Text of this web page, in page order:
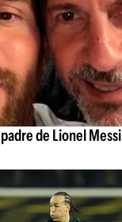
de Lionel Messi